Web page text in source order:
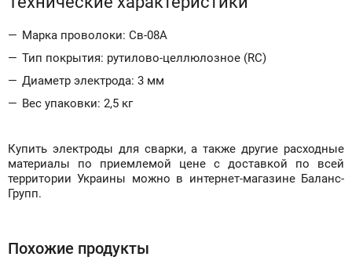
Марка проволоки: Св-08А
Тип покрытия: рутилово-целлюлозное (RC)
Диаметр электрода: 3 мм
Вес упаковки: 2,5 кг
Купить электроды для сварки, а также другие расходные
материалы по приемлемой цене с доставкой по всей
территории Украины можно в интернет-магазине Баланс-
Групп.
Похожие продукты